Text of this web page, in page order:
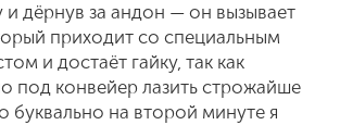
и дёрнув за андон — он вызывает
приходит со специальным
и достаёт гайку, так как
под конвейер лазить строжайше
буквально на второй минуте я